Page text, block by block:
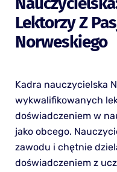
Lektorzy Z
Norweskiego
Kadra nauczycielska
wykwalifikowanych
doświadczeniem w
jako obcego.
zawodu i chętnie
doświadczeniem z